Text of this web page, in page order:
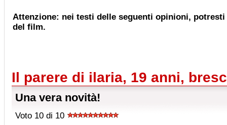
Attenzione: nei testi delle seguenti opinioni,
del film.
Il parere di ilaria, 19 anni,
Una vera novità!
Voto 10 di 10